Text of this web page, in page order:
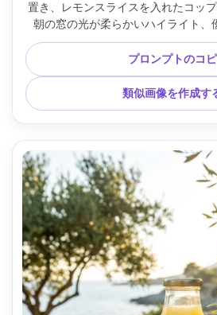
置き、レモンスライスを入れたコッ
朝の窓の光が柔らかいハイライト、
ン、フレームに小さなリネン布を生
イフスタイル広告の美学、富士フイ
80mm、f/2.8、フォトリアルでクリ
図、コピーできるスペー
プロンプトのコ
類似画像を作成す